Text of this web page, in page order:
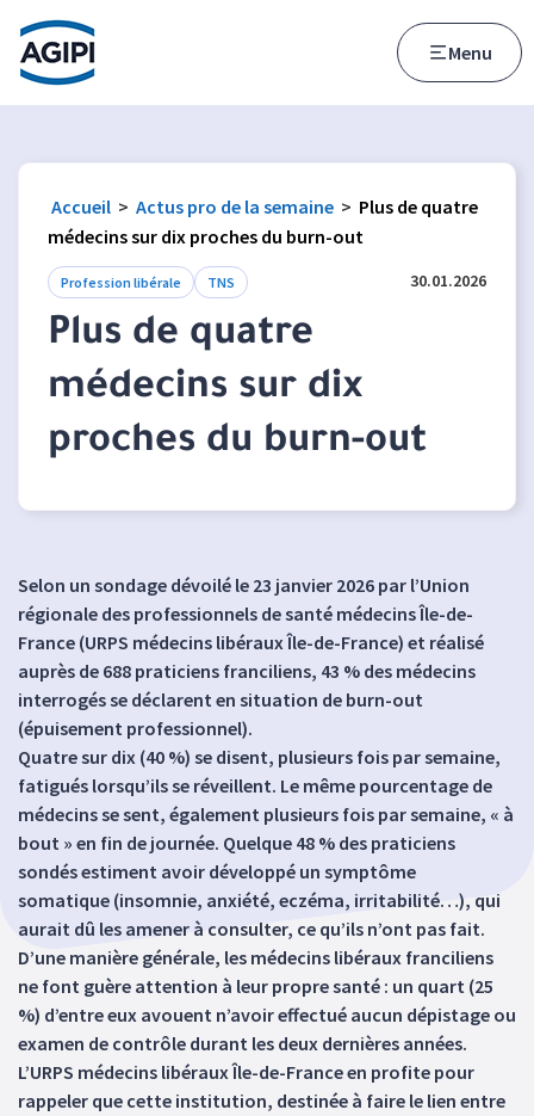
Accès au menu
Accès au contenu principal
Menu
Accueil > Actus pro de la semaine > Plus de quatre
médecins sur dix proches du burn-out
Profession libérale TNS 30.01.2026
Plus de quatre
médecins sur dix
proches du burn-out
Selon un sondage dévoilé le 23 janvier 2026 par l’Union
régionale des professionnels de santé médecins Île-de-
France (URPS médecins libéraux Île-de-France) et réalisé
auprès de 688 praticiens franciliens, 43 % des médecins
interrogés se déclarent en situation de burn-out
(épuisement professionnel).
Quatre sur dix (40 %) se disent, plusieurs fois par semaine,
fatigués lorsqu’ils se réveillent. Le même pourcentage de
médecins se sent, également plusieurs fois par semaine, « à
bout » en fin de journée. Quelque 48 % des praticiens
sondés estiment avoir développé un symptôme
somatique (insomnie, anxiété, eczéma, irritabilité…), qui
aurait dû les amener à consulter, ce qu’ils n’ont pas fait.
D’une manière générale, les médecins libéraux franciliens
ne font guère attention à leur propre santé : un quart (25
%) d’entre eux avouent n’avoir effectué aucun dépistage ou
examen de contrôle durant les deux dernières années.
L’URPS médecins libéraux Île-de-France en profite pour
rappeler que cette institution, destinée à faire le lien entre